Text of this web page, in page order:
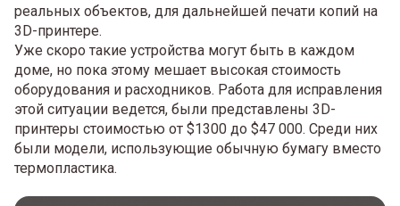
реальных объектов, для дальнейшей печати копий на
3D-принтере.
Уже скоро такие устройства могут быть в каждом
доме, но пока этому мешает высокая стоимость
оборудования и расходников. Работа для исправления
этой ситуации ведется, были представлены 3D-
принтеры стоимостью от $1300 до $47 000. Среди них
были модели, использующие обычную бумагу вместо
термопластика.